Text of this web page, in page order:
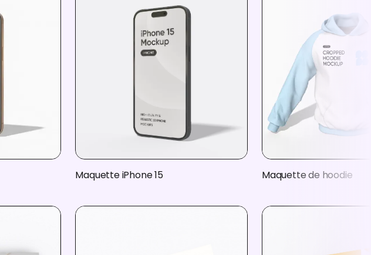
Maquette iPhone 15 Maquette de hoodie